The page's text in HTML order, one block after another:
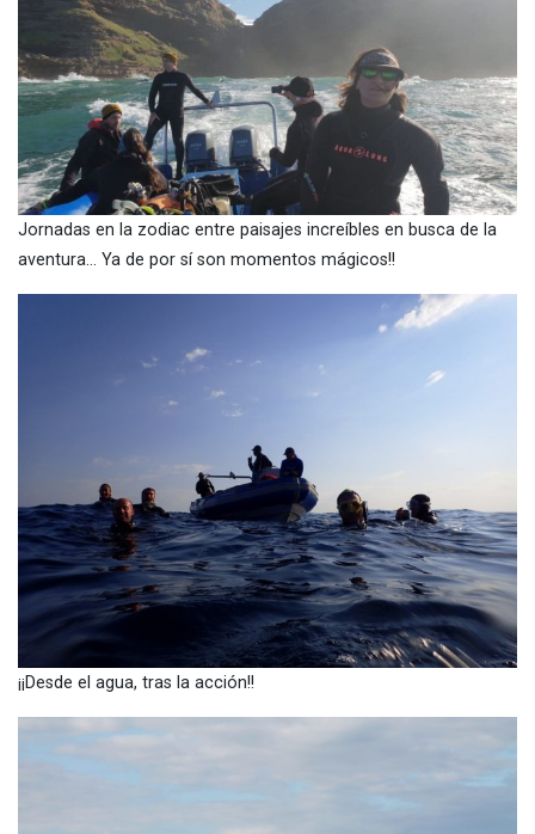
Jornadas en la zodiac entre paisajes increíbles en busca de la
aventura… Ya de por sí son momentos mágicos!!
¡¡Desde el agua, tras la acción!!